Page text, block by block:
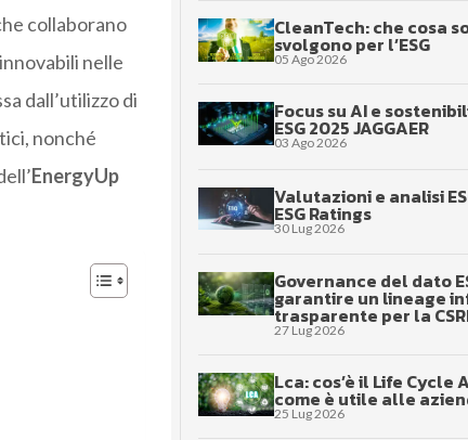
collaborano
nelle
dall’utilizzo di
nonché
EnergyUp
CleanTech: che cosa
svolgono per l’ESG
05 Ago 2026
Focus su AI e
ESG 2025 JAGGAER
03 Ago 2026
Valutazioni e analisi
ESG Ratings
30 Lug 2026
Governance del dato
garantire un lineage
trasparente per la
27 Lug 2026
Lca: cos’è il Life Cycle
come è utile alle
25 Lug 2026